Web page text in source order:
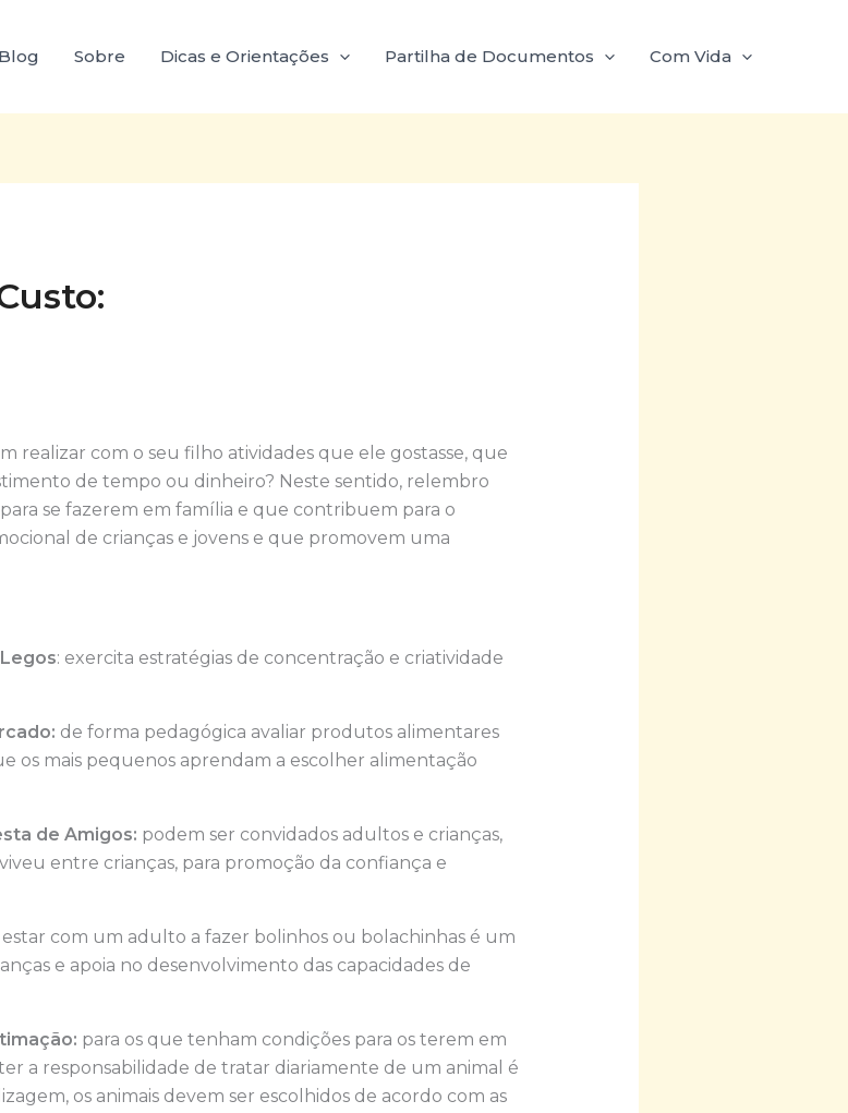
Blog Sobre Dicas e Orientações Partilha de Documentos Com Vida
realizar com o seu filho atividades que ele gostasse, que
de tempo ou dinheiro? Neste sentido, relembro
se fazerem em família e que contribuem para o
de crianças e jovens e que promovem uma
: exercita estratégias de concentração e criatividade
de forma pedagógica avaliar produtos alimentares
os mais pequenos aprendam a escolher alimentação
de Amigos: podem ser convidados adultos e crianças,
entre crianças, para promoção da confiança e
estar com um adulto a fazer bolinhos ou bolachinhas é um
e apoia no desenvolvimento das capacidades de
para os que tenham condições para os terem em
a responsabilidade de tratar diariamente de um animal é
os animais devem ser escolhidos de acordo com as